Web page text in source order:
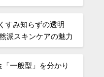
すみ知らずの透明
派スキンケアの魅力
一般型」を分かり